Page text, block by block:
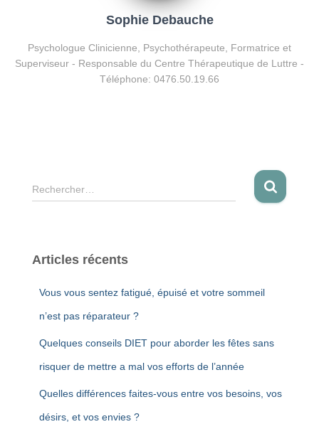
Sophie Debauche
Psychologue Clinicienne, Psychothérapeute, Formatrice et
Superviseur - Responsable du Centre Thérapeutique de Luttre -
Téléphone: 0476.50.19.66
R
e
r
Rechercher…
Articles récents
Vous vous sentez fatigué, épuisé et votre sommeil
n’est pas réparateur ?
Quelques conseils DIET pour aborder les fêtes sans
risquer de mettre a mal vos efforts de l’année
Quelles différences faites-vous entre vos besoins, vos
désirs, et vos envies ?